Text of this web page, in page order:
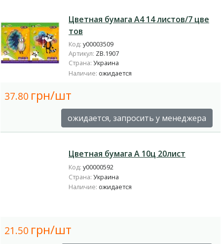
Цветная бумага А4 14 листов/7 цве
тов
Код: у00003509
Артикул: ZB.1907
Страна: Украина
Наличие: ожидается
37.80 грн/шт
ожидается, запросить у менеджера
Цветная бумага А 10ц 20лист
Код: у00000592
Страна: Украина
Наличие: ожидается
21.50 грн/шт